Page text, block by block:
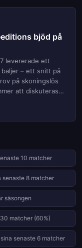
bjöd på
levererade ett
– ett snitt på
på skoningslös
att diskuteras
10 matcher
senaste 8 matcher
säsongen
matcher (60%)
senaste 6 matcher